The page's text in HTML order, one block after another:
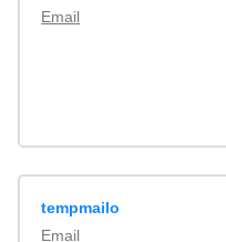
Email
tempmailo
Email